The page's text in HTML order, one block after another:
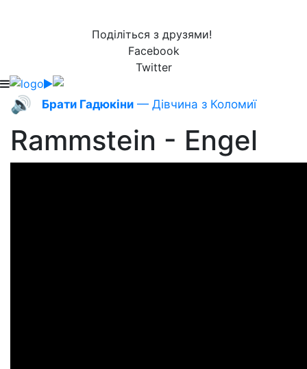
Поділіться з друзями!
Facebook
Twitter
🔊 Брати Гадюкіни — Дівчина з Коломиї
Rammstein - Engel